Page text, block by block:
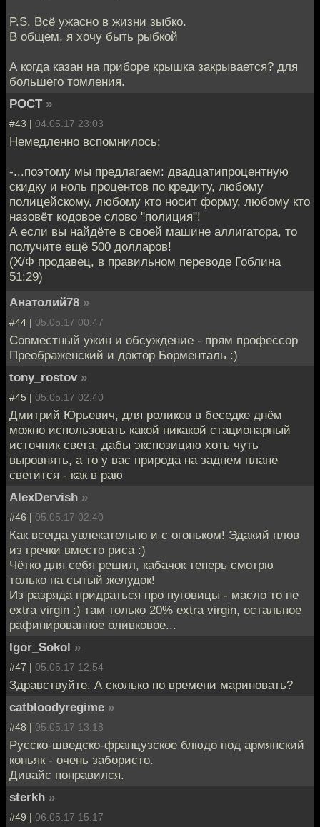
P.S. Всё ужасно в жизни зыбко.
В общем, я хочу быть рыбкой
А когда казан на приборе крышка закрывается? для
большего томления.
POCT »
#43 | 04.05.17 23:03
Немедленно вспомнилось:
-...поэтому мы предлагаем: двадцатипроцентную
скидку и ноль процентов по кредиту, любому
полицейскому, любому кто носит форму, любому кто
назовёт кодовое слово "полиция"!
А если вы найдёте в своей машине аллигатора, то
получите ещё 500 долларов!
(Х/Ф продавец, в правильном переводе Гоблина
51:29)
Анатолий78 »
#44 | 05.05.17 00:47
Совместный ужин и обсуждение - прям профессор
Преображенский и доктор Борменталь :)
tony_rostov »
#45 | 05.05.17 02:40
Дмитрий Юрьевич, для роликов в беседке днём
можно использовать какой никакой стационарный
источник света, дабы экспозицию хоть чуть
выровнять, а то у вас природа на заднем плане
светится - как в раю
AlexDervish »
#46 | 05.05.17 02:40
Как всегда увлекательно и с огоньком! Эдакий плов
из гречки вместо риса :)
Чётко для себя решил, кабачок теперь смотрю
только на сытый желудок!
Из разряда придраться про пуговицы - масло то не
extra virgin :) там только 20% extra virgin, остальное
рафинированное оливковое...
Igor_Sokol »
#47 | 05.05.17 12:54
Здравствуйте. А сколько по времени мариновать?
catbloodyregime »
#48 | 05.05.17 13:18
Русско-шведско-французское блюдо под армянский
коньяк - очень забористо.
Дивайс понравился.
sterkh »
#49 | 06.05.17 15:17